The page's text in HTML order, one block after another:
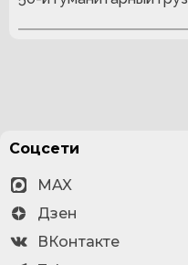
Соцсети
MAX
Дзен
ВКонтакте